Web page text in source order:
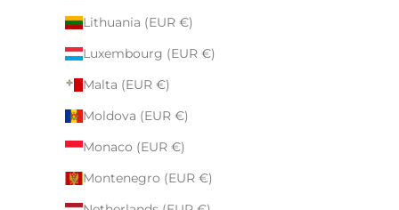
Lithuania (EUR €)
Luxembourg (EUR €)
Malta (EUR €)
Moldova (EUR €)
Monaco (EUR €)
Montenegro (EUR €)